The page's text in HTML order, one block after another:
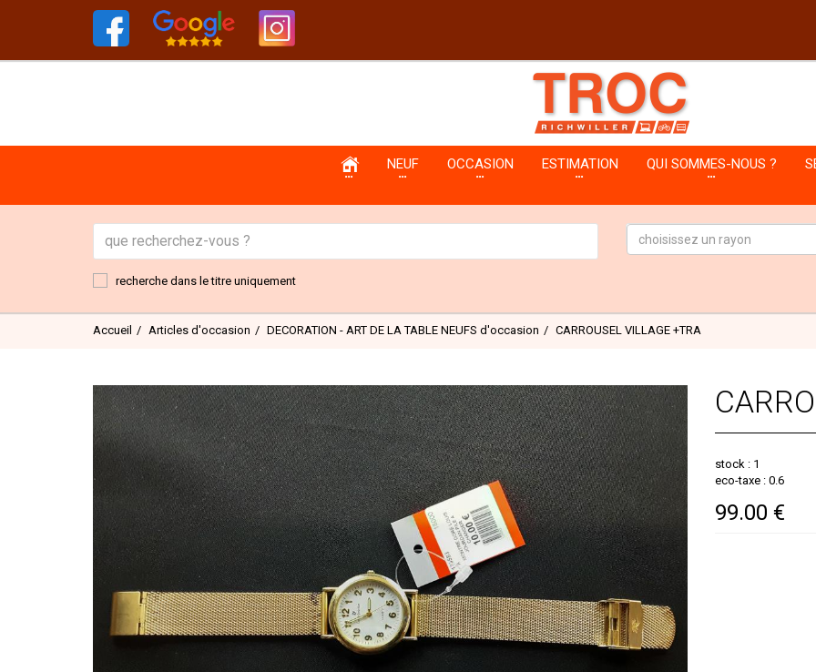
NEUF OCCASION ESTIMATION QUI SOMMES-NOUS ?
recherche dans le titre uniquement
choisissez un rayon
Accueil Articles d'occasion DECORATION - ART DE LA TABLE NEUFS d'occasion CARROUSEL VILLAGE +TRA
stock : 1
eco-taxe : 0.6
99.00 €